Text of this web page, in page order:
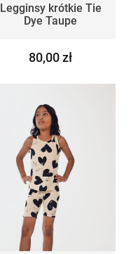
Legginsy krótkie Tie
Dye Taupe
80,00 zł